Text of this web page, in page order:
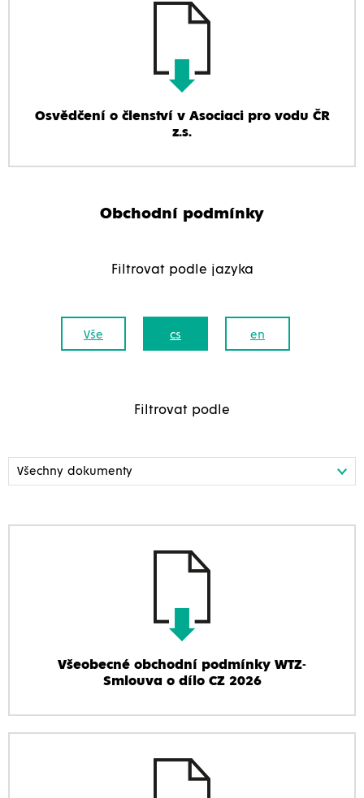
Osvědčení o členství v Asociaci pro vodu ČR
z.s.
Obchodní podmínky
Filtrovat podle jazyka
Vše cs en
Filtrovat podle
Všeobecné obchodní podmínky WTZ-
Smlouva o dílo CZ 2026